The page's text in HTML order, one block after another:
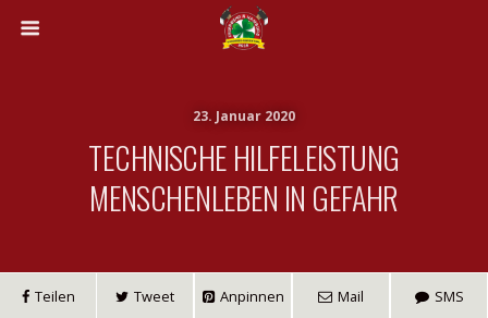
23. Januar 2020
TECHNISCHE HILFELEISTUNG
MENSCHENLEBEN IN GEFAHR
Teilen Tweet Anpinnen Mail SMS